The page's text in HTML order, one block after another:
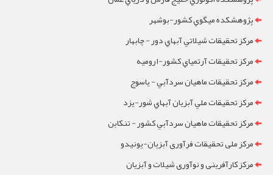
پژوهشکده ميگوي کشور-بوشهر
مرکز تحقيقات شيلاتي آبهاي دور - چابهار
مرکز تحقيقات آرتمياي کشور-ارومیه
مرکز تحقيقات ماهيان سردآبي - ياسوج
مرکز تحقيقات ملي آبزيان آبهاي شور-یزد
مرکز تحقيقات ماهيان سردآبي کشور - تنکابن
مرکز ملی تحقیقات فرآوری آبزیان-یونیدو
مرکز کارآفرینی و نوآوری شیلات و آبزیان